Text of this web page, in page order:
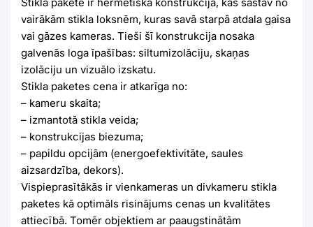
vairākām stikla loksnēm, kuras savā starpā atdala gaisa
vai gāzes kameras. Tieši šī konstrukcija nosaka
galvenās loga īpašības: siltumizolāciju, skaņas
izolāciju un vizuālo izskatu.
Stikla paketes cena ir atkarīga no:
– kameru skaita;
– izmantotā stikla veida;
– konstrukcijas biezuma;
– papildu opcijām (energoefektivitāte, saules
aizsardzība, dekors).
Vispieprasītākās ir vienkameras un divkameru stikla
paketes kā optimāls risinājums cenas un kvalitātes
attiecībā. Tomēr objektiem ar paaugstinātām